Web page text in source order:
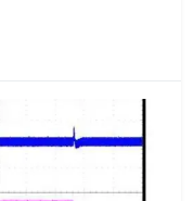
好满足所有需求：软
常需求全覆盖。